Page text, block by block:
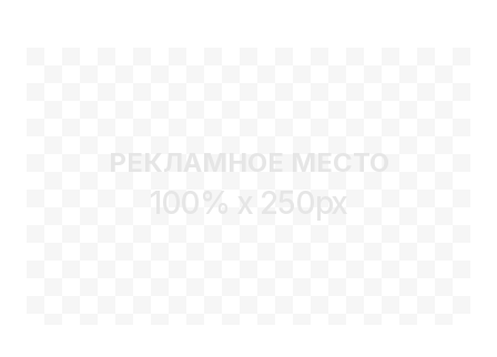
РЕКЛАМНОЕ МЕСТО
100% x 250px